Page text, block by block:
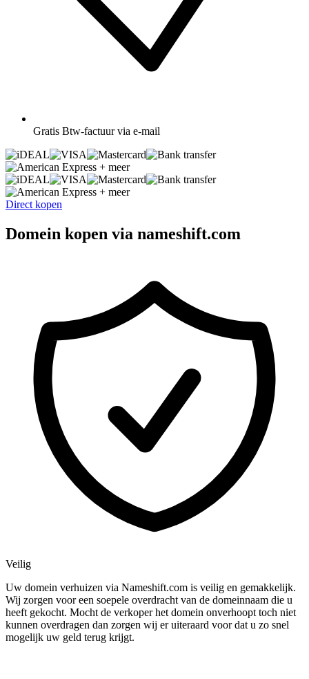
Gratis Btw-factuur via e-mail
+ meer
+ meer
Direct kopen
Domein kopen via nameshift.com
Veilig
Uw domein verhuizen via Nameshift.com is veilig en gemakkelijk.
Wij zorgen voor een soepele overdracht van de domeinnaam die u
heeft gekocht. Mocht de verkoper het domein onverhoopt toch niet
kunnen overdragen dan zorgen wij er uiteraard voor dat u zo snel
mogelijk uw geld terug krijgt.